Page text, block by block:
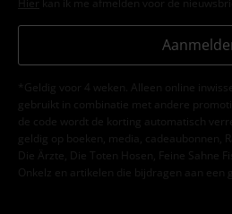
Hier kan ik me afmelden voor de
*Geldig voor 4 weken. Alleen online
gebruikt in combinatie met andere
de code wordt de korting automatisch
geldig op boeken, media, cadeaubonnen,
Die Ärzte, Die Toten Hosen, Feine Sahne
Onkelz en artikelen die bijdragen aan een